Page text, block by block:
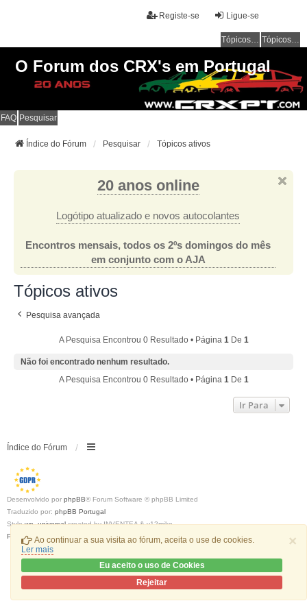
×
Ao continuar a sua visita ao fórum, aceita o use de cookies.
Ler mais
Eu aceito o uso de Cookies
Rejeitar
Ligue-se
Registe-se
Tópicos sem resposta Tópicos ativos
O Forum dos CRX's em Portugal
FAQ Pesquisar
Índice do Fórum Pesquisar Tópicos ativos
20 anos online
Logótipo atualizado e novos autocolantes
Encontros mensais, todos os 2ºs domingos do mês
em conjunto com o AJA
Tópicos ativos
Pesquisa avançada
A Pesquisa Encontrou 0 Resultado • Página 1De 1
Não foi encontrado nenhum resultado.
A Pesquisa Encontrou 0 Resultado • Página 1De 1
Ir Para
Índice do Fórum
Desenvolvido por phpBB® Forum Software © phpBB Limited
Traduzido por: phpBB Portugal
Stylewe_universalcreated by INVENTEA & v12mike
Privacidade
Termos